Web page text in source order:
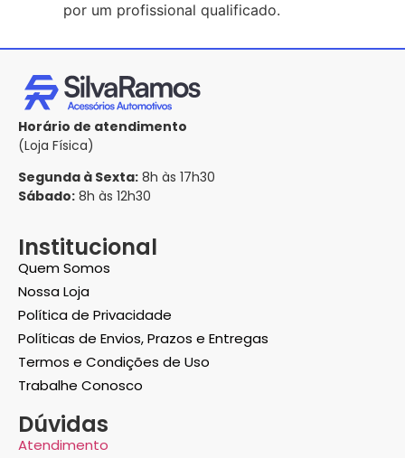
por um profissional qualificado.
Horário de atendimento
(Loja Física)
Segunda à Sexta: 8h às 17h30
Sábado: 8h às 12h30
Institucional
Quem Somos
Nossa Loja
Política de Privacidade
Políticas de Envios, Prazos e Entregas
Termos e Condições de Uso
Trabalhe Conosco
Dúvidas
Atendimento